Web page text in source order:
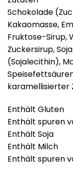
Schokolade
Kakaomasse,
Fruktose-Sirup,
Zuckersirup,
(Sojalecithin),
karamellisierter
Enthält Gluten
Enthält spuren
Enthält Soja
Enthält Milch
Enthält spuren